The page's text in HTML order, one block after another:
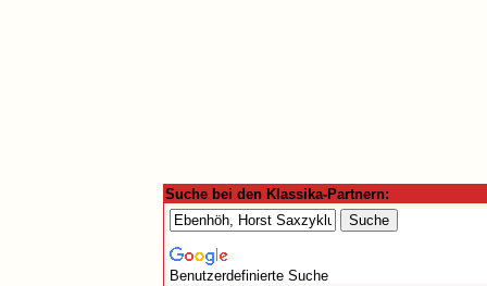
Suche bei den Klassika-Partnern:
Benutzerdefinierte Suche